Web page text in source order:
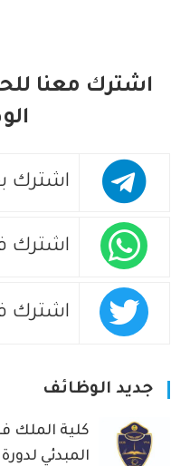
اشترك معنا
اشترك
اشترك
اشترك
جديد الوظائف
كلية الملك
المبدئي لدورة